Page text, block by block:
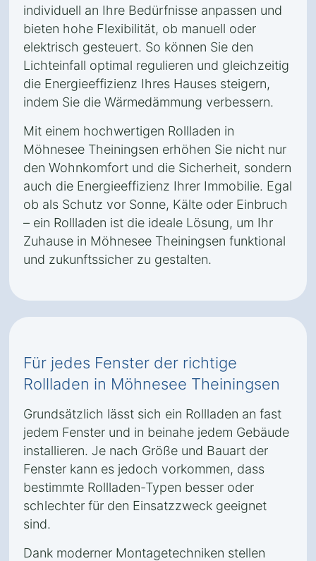
individuell an Ihre Bedürfnisse anpassen und
bieten hohe Flexibilität, ob manuell oder
elektrisch gesteuert. So können Sie den
Lichteinfall optimal regulieren und gleichzeitig
die Energieeffizienz Ihres Hauses steigern,
indem Sie die Wärmedämmung verbessern.
Mit einem hochwertigen Rollladen in
Möhnesee Theiningsen erhöhen Sie nicht nur
den Wohnkomfort und die Sicherheit, sondern
auch die Energieeffizienz Ihrer Immobilie. Egal
ob als Schutz vor Sonne, Kälte oder Einbruch
– ein Rollladen ist die ideale Lösung, um Ihr
Zuhause in Möhnesee Theiningsen funktional
und zukunftssicher zu gestalten.
Für jedes Fenster der richtige
Rollladen in Möhnesee Theiningsen
Grundsätzlich lässt sich ein Rollladen an fast
jedem Fenster und in beinahe jedem Gebäude
installieren. Je nach Größe und Bauart der
Fenster kann es jedoch vorkommen, dass
bestimmte Rollladen-Typen besser oder
schlechter für den Einsatzzweck geeignet
sind.
Dank moderner Montagetechniken stellen